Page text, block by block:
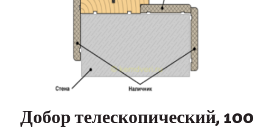
Добор телескопический, 100